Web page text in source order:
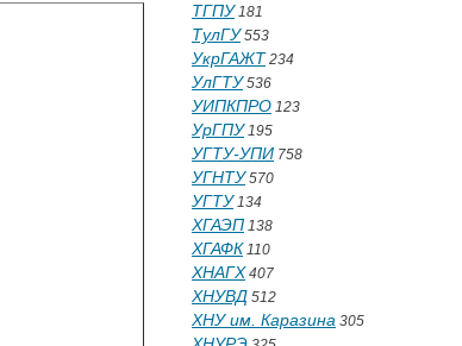
ТГПУ181
ТулГУ553
УкрГАЖТ 234
УлГТУ536
УИПКПРО 123
УрГПУ195
УГТУ-УПИ 758
УГНТУ570
УГТУ134
ХГАЭП 138
ХГАФК 110
ХНАГХ 407
ХНУВД 512
ХНУ им. Каразина 305